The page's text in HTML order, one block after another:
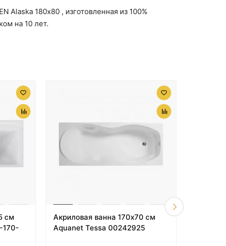
Alaska 180х80 , изготовленная из 100%
на 10 лет.
см
170-
Акриловая ванна 170x70 см
Aquanet Tessa 00242925